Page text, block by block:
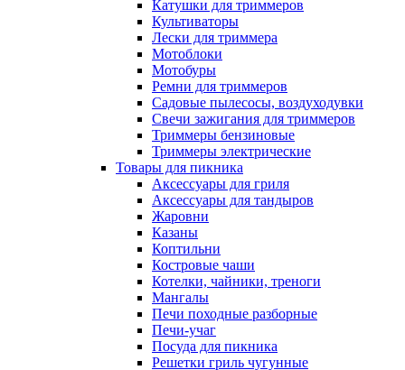
Катушки для триммеров
Культиваторы
Лески для триммера
Мотоблоки
Мотобуры
Ремни для триммеров
Садовые пылесосы, воздуходувки
Свечи зажигания для триммеров
Триммеры бензиновые
Триммеры электрические
Товары для пикника
Аксессуары для гриля
Аксессуары для тандыров
Жаровни
Казаны
Коптильни
Костровые чаши
Котелки, чайники, треноги
Мангалы
Печи походные разборные
Печи-учаг
Посуда для пикника
Решетки гриль чугунные